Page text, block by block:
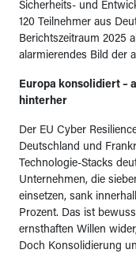
Sicherheits- und
120 Teilnehmer aus
Berichtszeitraum 2025
alarmierendes Bild der
Europa konsolidiert –
hinterher
Der EU Cyber
Deutschland und
Technologie-Stacks
Unternehmen, die
einsetzen, sank
Prozent. Das ist
ernsthaften Willen
Doch Konsolidierung